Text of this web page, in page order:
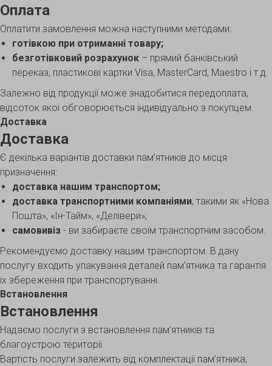
Оплата
Оплатити замовлення можна наступними методами:
готівкою при отриманні товару;
безготівковий розрахунок – прямий банківський
переказ, пластикові картки Visa, MasterCard, Maestro і т.д.
Залежно від продукції може знадобитися передоплата,
відсоток якої обговорюється індивідуально з покупцем.
Доставка
Доставка
Є декілька варіантів доставки пам’ятників до місця
призначення:
доставка нашим транспортом;
доставка транспортними компаніями, такими як «Нова
Пошта», «Ін-Тайм», «Делівери»;
самовивіз - ви забираєте своїм транспортним засобом.
Рекомендуємо доставку нашим транспортом. В дану
послугу входить упакування деталей пам'ятника та гарантія
їх збереження при транспортуванні.
Встановлення
Встановлення
Надаємо послуги з встановлення пам’ятників та
благоустрою території.
Вартість послуги залежить від комплектації пам’ятника,